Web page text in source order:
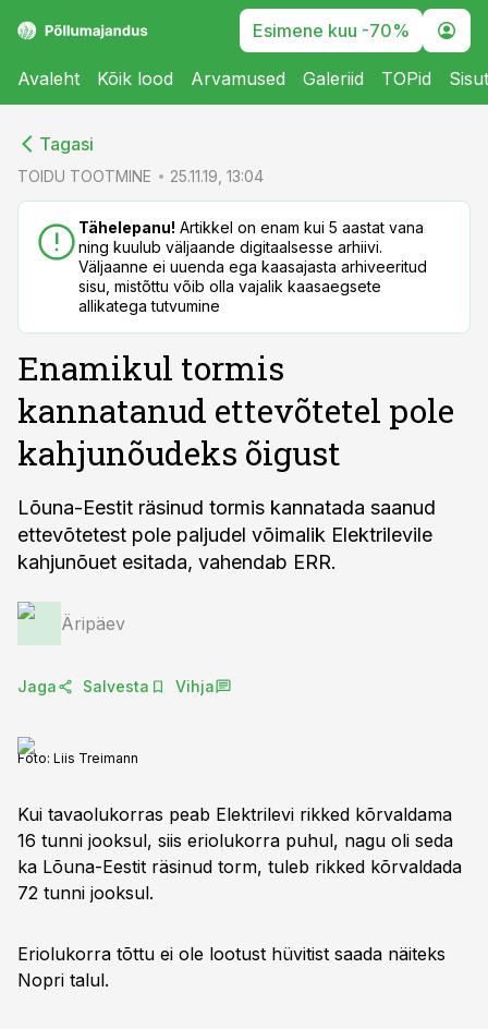
Esimene kuu -70%
Avaleht Kõik lood Arvamused Galeriid TOPid
Tagasi
TOIDU TOOTMINE 25.11.19, 13:04
Tähelepanu! Artikkel on enam kui 5 aastat vana
ning kuulub väljaande digitaalsesse arhiivi.
Väljaanne ei uuenda ega kaasajasta arhiveeritud
sisu, mistõttu võib olla vajalik kaasaegsete
allikatega tutvumine
Enamikul tormis
kannatanud ettevõtetel pole
kahjunõudeks õigust
Lõuna-Eestit räsinud tormis kannatada saanud
ettevõtetest pole paljudel võimalik Elektrilevile
kahjunõuet esitada, vahendab ERR.
Äripäev
Jaga Salvesta Vihja
Foto: Liis Treimann
Kui tavaolukorras peab Elektrilevi rikked kõrvaldama
16 tunni jooksul, siis eriolukorra puhul, nagu oli seda
ka Lõuna-Eestit räsinud torm, tuleb rikked kõrvaldada
72 tunni jooksul.
Eriolukorra tõttu ei ole lootust hüvitist saada näiteks
Nopri talul.